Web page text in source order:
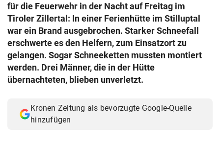
für die Feuerwehr in der Nacht auf Freitag im
Tiroler Zillertal: In einer Ferienhütte im Stilluptal
war ein Brand ausgebrochen. Starker Schneefall
erschwerte es den Helfern, zum Einsatzort zu
gelangen. Sogar Schneeketten mussten montiert
werden. Drei Männer, die in der Hütte
übernachteten, blieben unverletzt.
Kronen Zeitung als bevorzugte Google-Quelle
hinzufügen